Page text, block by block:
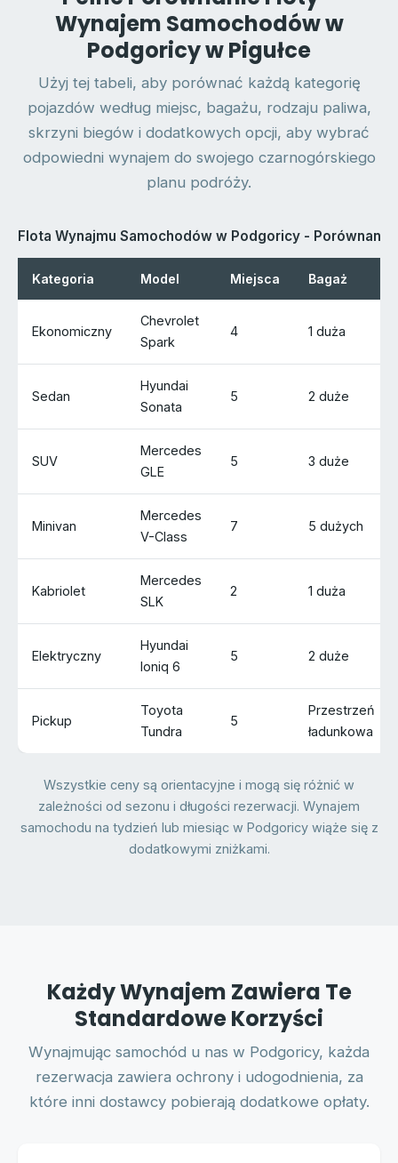
Wynajem Samochodów w
Podgoricy w Pigułce
Użyj tej tabeli, aby porównać każdą kategorię
pojazdów według miejsc, bagażu, rodzaju paliwa,
skrzyni biegów i dodatkowych opcji, aby wybrać
odpowiedni wynajem do swojego czarnogórskiego
planu podróży.
Flota Wynajmu Samochodów w Podgoricy -
Kategoria Model Miejsca Bagaż
Ekonomiczny
Chevrolet
Spark
4 1 duża
Sedan
Hyundai
Sonata
5 2 duże
SUV
Mercedes
GLE
5 3 duże
Minivan
Mercedes
V-Class
7 5 dużych
Kabriolet
Mercedes
SLK
2 1 duża
Elektryczny
Hyundai
Ioniq 6
5 2 duże
Pickup
Toyota
Tundra
5
Przestrzeń
ładunkowa
Wszystkie ceny są orientacyjne i mogą się różnić w
zależności od sezonu i długości rezerwacji. Wynajem
samochodu na tydzień lub miesiąc w Podgoricy wiąże się z
dodatkowymi zniżkami.
Każdy Wynajem Zawiera Te
Standardowe Korzyści
Wynajmując samochód u nas w Podgoricy, każda
rezerwacja zawiera ochrony i udogodnienia, za
które inni dostawcy pobierają dodatkowe opłaty.